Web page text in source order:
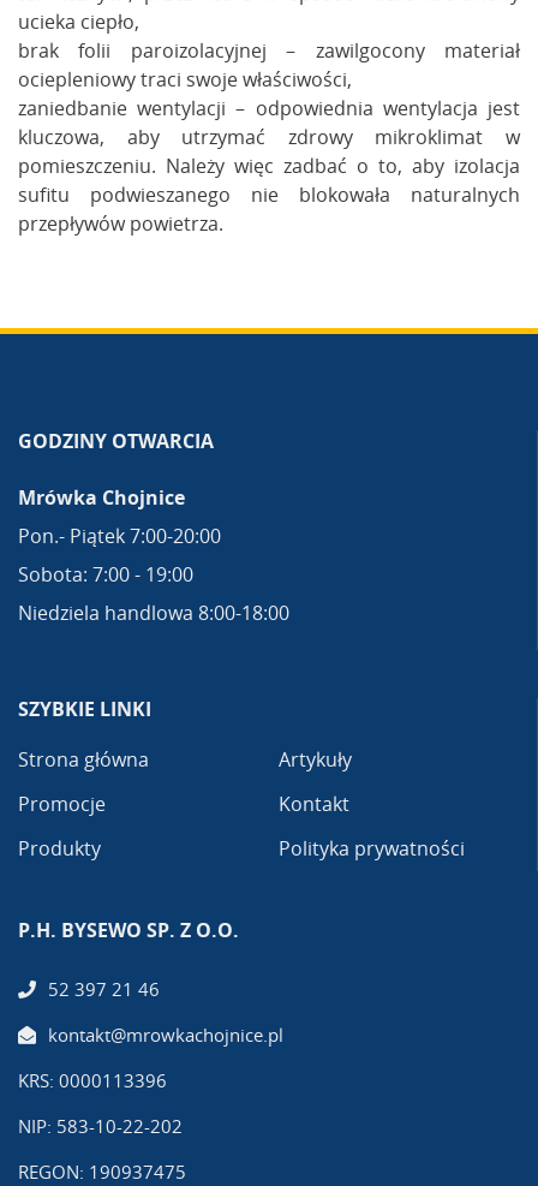
ucieka ciepło,
brak folii paroizolacyjnej – zawilgocony materiał
ociepleniowy traci swoje właściwości,
zaniedbanie wentylacji – odpowiednia wentylacja jest
kluczowa, aby utrzymać zdrowy mikroklimat w
pomieszczeniu. Należy więc zadbać o to, aby izolacja
sufitu podwieszanego nie blokowała naturalnych
przepływów powietrza.
GODZINY OTWARCIA
Mrówka Chojnice
Pon.- Piątek 7:00-20:00
Sobota: 7:00 - 19:00
Niedziela handlowa 8:00-18:00
SZYBKIE LINKI
Strona główna
Promocje
Produkty
Artykuły
Kontakt
Polityka prywatności
P.H. BYSEWO SP. Z O.O.
52 397 21 46
kontakt@mrowkachojnice.pl
KRS: 0000113396
NIP: 583-10-22-202
REGON: 190937475